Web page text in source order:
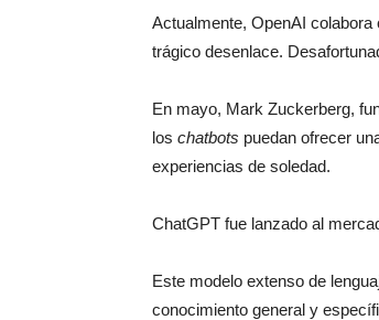
Actualmente, OpenAI
trágico desenlace.
En mayo, Mark Zuckerberg,
los chatbots puedan ofrecer
experiencias de soledad.
ChatGPT fue lanzado al
Este modelo extenso de
conocimiento general y